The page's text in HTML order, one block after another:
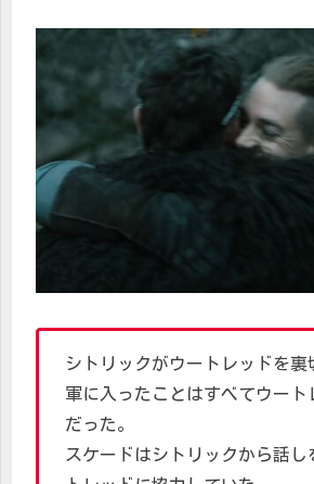
シトリックがウートレッドを裏
軍に入ったことはすべてウート
だった。
スケードはシトリックから話し